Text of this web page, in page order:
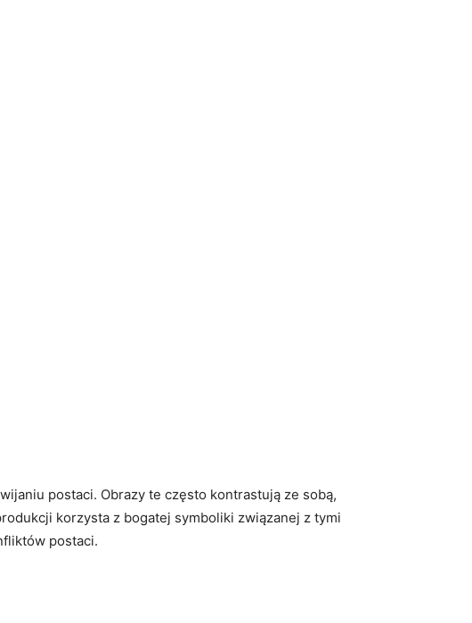
postaci. Obrazy te często kontrastują ze sobą,
korzysta z bogatej symboliki związanej z tymi
postaci.